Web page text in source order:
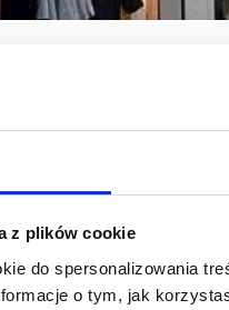
z plików cookie
do spersonalizowania
o tym, jak
jest właścicielem
zł.
trzy rozpoznawalne
przez Grupę
księgowa jej aktywów
powiązanych z grupą